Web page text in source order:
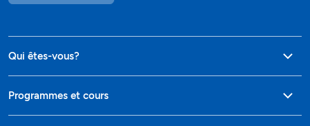
Qui êtes-vous?
Programmes et cours